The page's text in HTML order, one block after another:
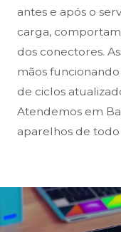
antes e após o
carga,
dos conectores.
mãos
de ciclos
Atendemos em
aparelhos de todo